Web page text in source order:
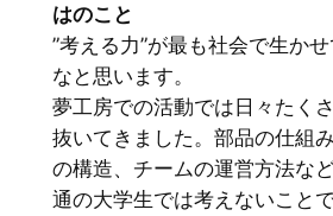
はのこと
”考える力”が最も社会で生か
なと思います。
夢工房での活動では日々たく
抜いてきました。部品の仕組
の構造、チームの運営方法な
通の大学生では考えないことで